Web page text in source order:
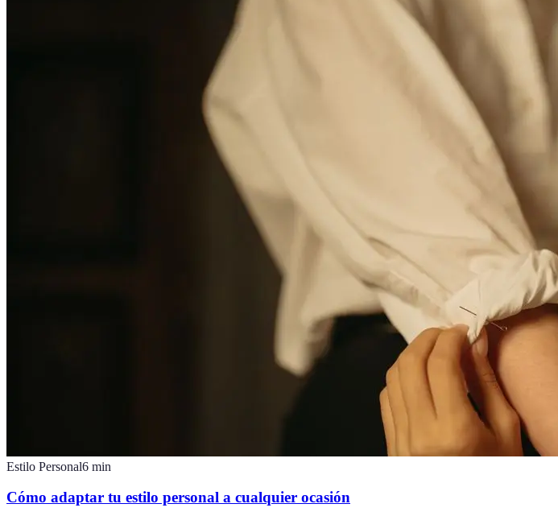
Estilo Personal6 min
Cómo adaptar tu estilo personal a cualquier ocasión